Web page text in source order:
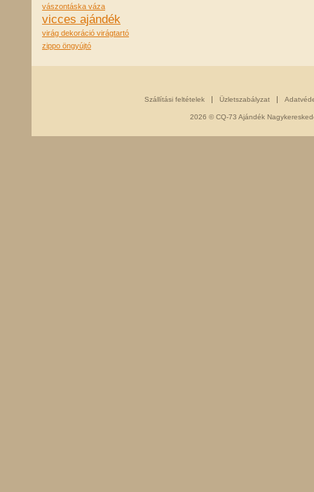
vászontáska váza
vicces ajándék
virág dekoráció virágtartó
zippo öngyújtó
Szállítási feltételek Üzletszabályzat
2026 © CQ-73 Ajándék